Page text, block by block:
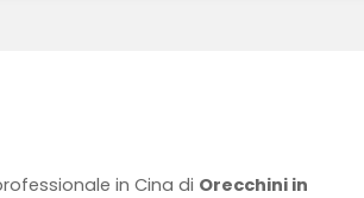
in Cina di Orecchini in